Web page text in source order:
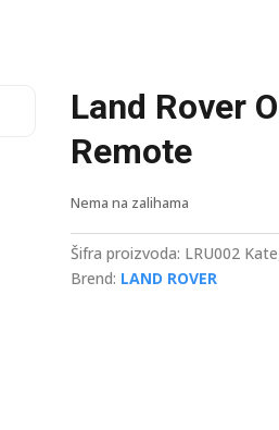
Land Rover
Remote
Nema na zalihama
Šifra proizvoda: LRU002
Brend: LAND ROVER